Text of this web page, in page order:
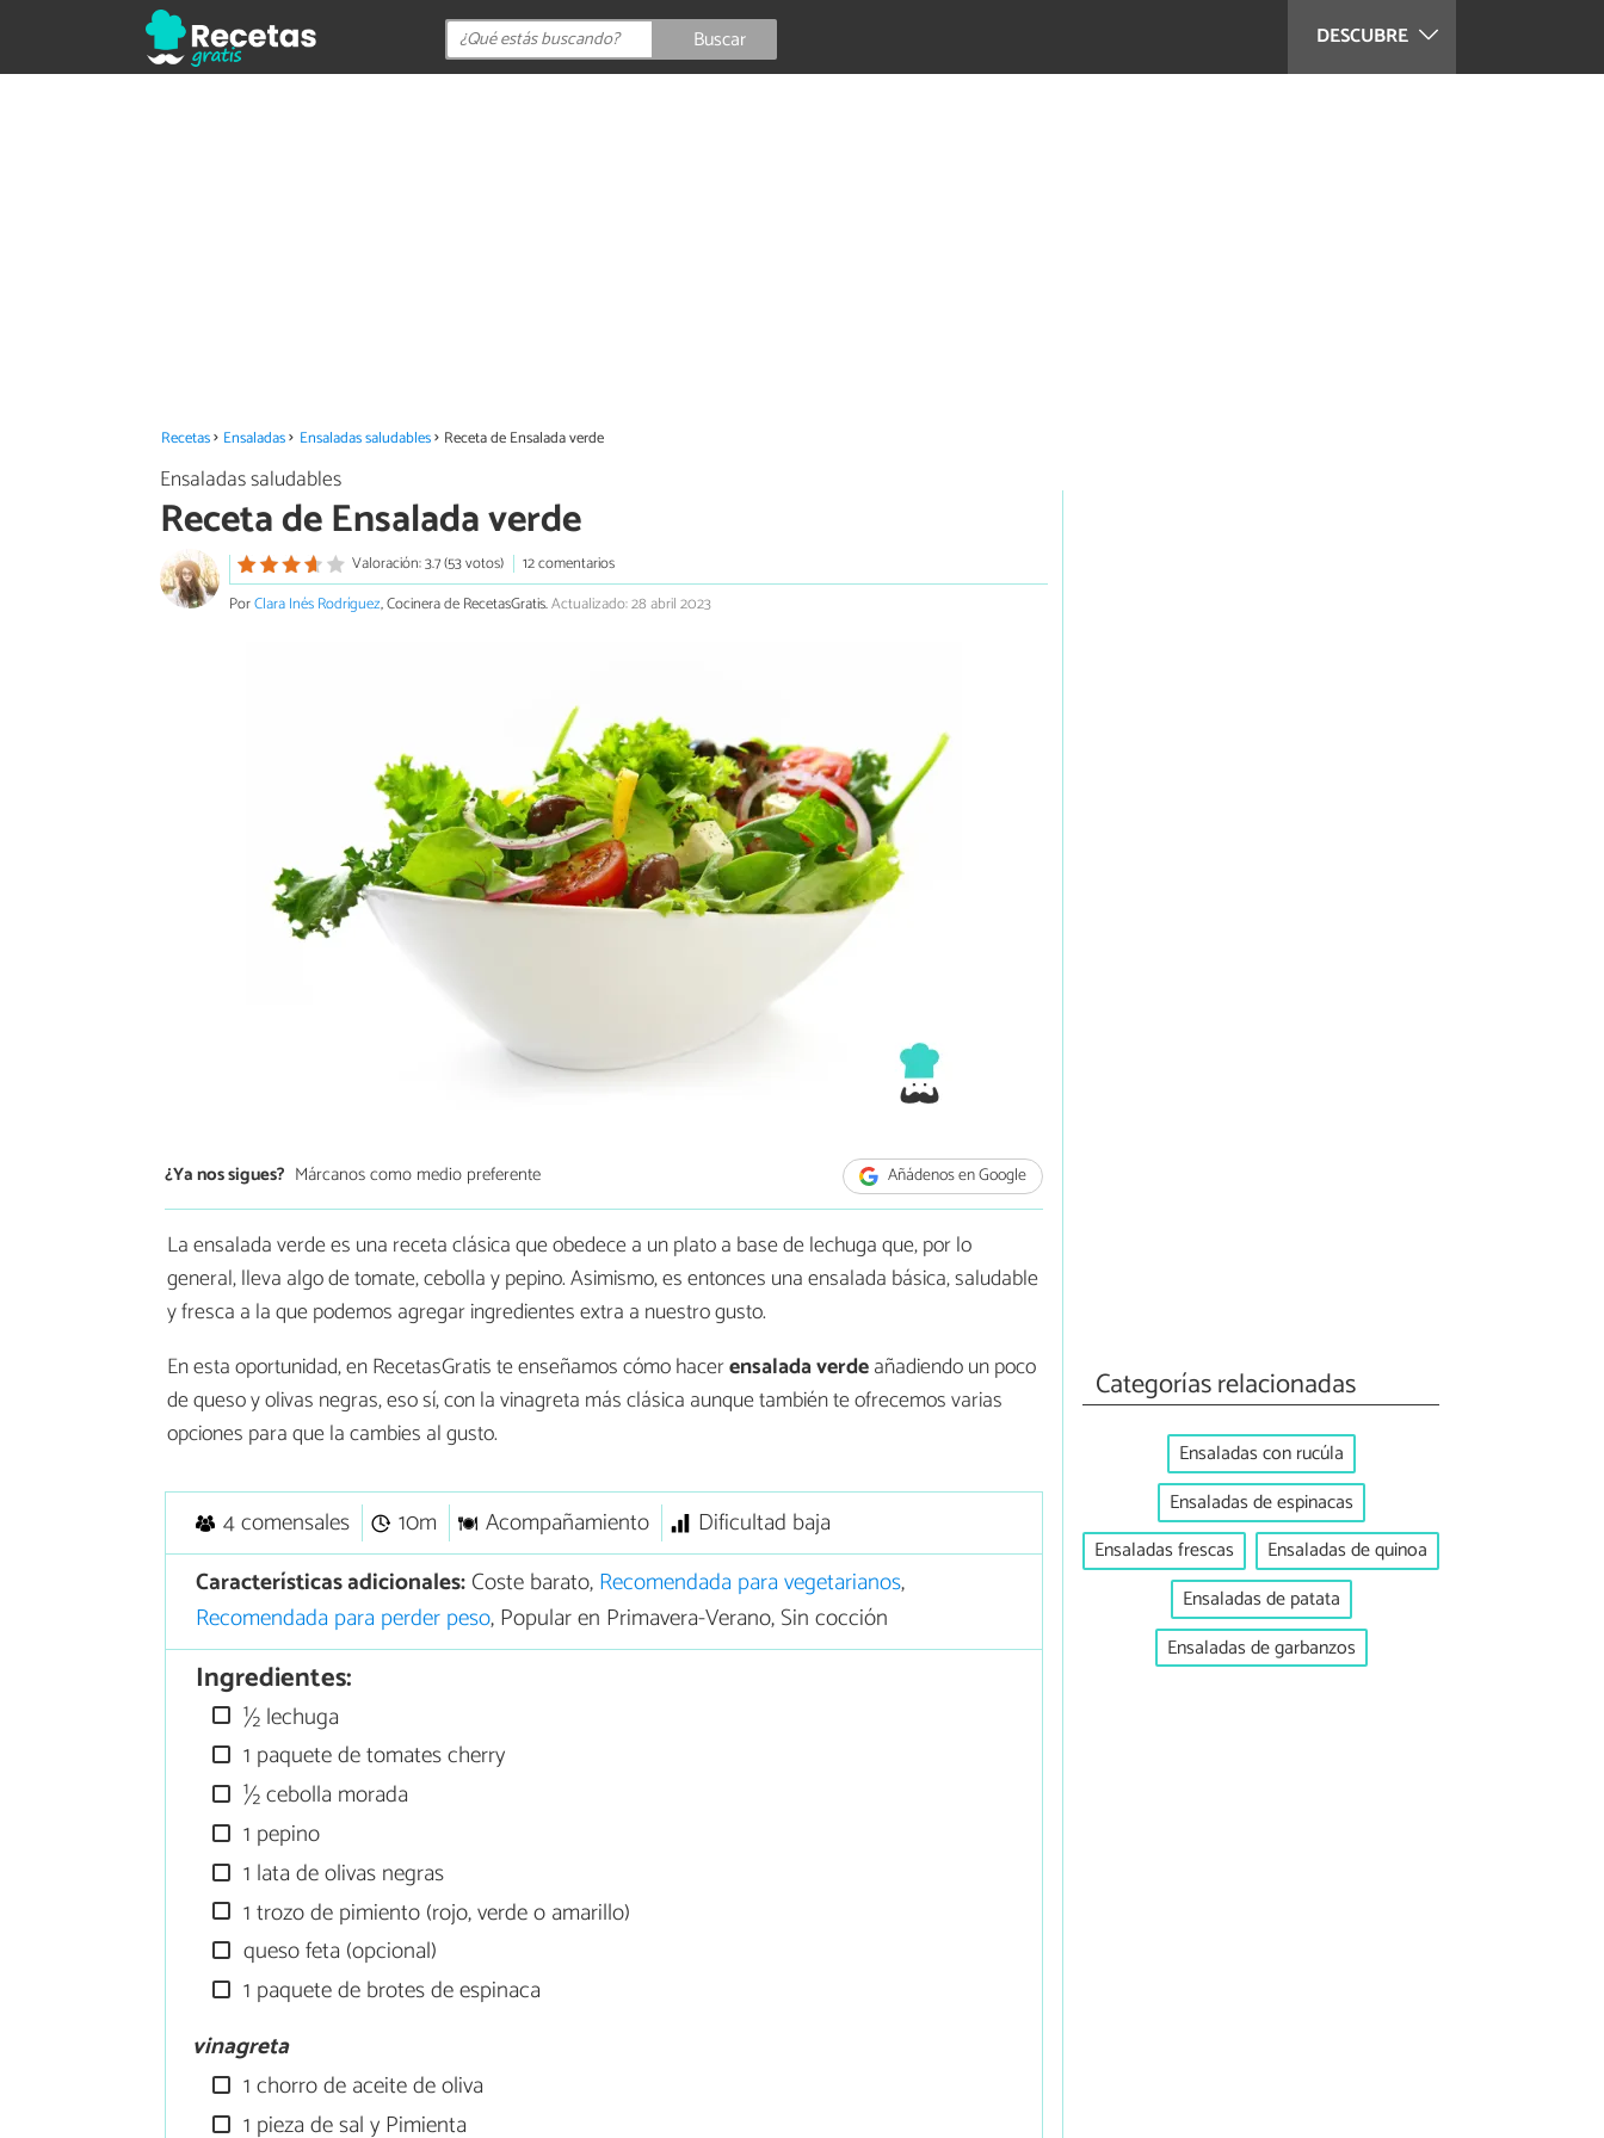
DESCUBRE
Buscar
Recetas Ensaladas Ensaladas saludables Receta de Ensalada verde
Ensaladas saludables
Receta de Ensalada verde
Valoración: 3.7 (53 votos)
12 comentarios
PorClara Inés Rodríguez, Cocinera de RecetasGratis.Actualizado: 28 abril 2023
¿Ya nos sigues? Márcanos como medio preferente Añádenos en Google
La ensalada verde es una receta clásica que obedece a un plato a base de lechuga que, por lo
general, lleva algo de tomate, cebolla y pepino. Asimismo, es entonces una ensalada básica, saludable
y fresca a la que podemos agregar ingredientes extra a nuestro gusto.
En esta oportunidad, en RecetasGratis te enseñamos cómo hacerensalada verdeañadiendo un poco
de queso y olivas negras, eso sí, con la vinagreta más clásica aunque también te ofrecemos varias
opciones para que la cambies al gusto.
4 comensales 10m Acompañamiento
Dificultad baja
Características adicionales:Coste barato,Recomendada para vegetarianos,
Recomendada para perder peso, Popular en Primavera-Verano, Sin cocción
Ingredientes:
½ lechuga
1 paquete de tomates cherry
½ cebolla morada
1 pepino
1 lata de olivas negras
1 trozo de pimiento (rojo, verde o amarillo)
queso feta (opcional)
1 paquete de brotes de espinaca
vinagreta
1 chorro de aceite de oliva
1 pieza de sal y Pimienta
Categorías relacionadas
Ensaladas con rucúla
Ensaladas de espinacas
Ensaladas frescas
Ensaladas de quinoa
Ensaladas de patata
Ensaladas de garbanzos